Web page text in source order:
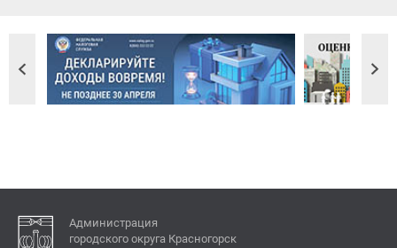
Администрация
городского округа Красногорск